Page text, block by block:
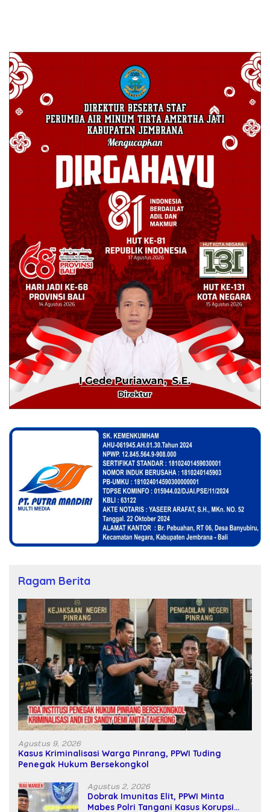
Ragam Berita
Agustus 9, 2026
Kasus Kriminalisasi Warga Pinrang, PPWI Tuding
Penegak Hukum Bersekongkol
Agustus 2, 2026
Dobrak Imunitas Elit, PPWI Minta
Mabes Polri Tangani Kasus Korupsi